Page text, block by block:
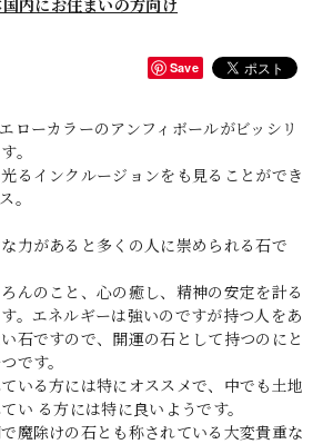
国内にお住まいの方向け
Save
ローカラーのアンフィボールがビッシリ
。
るインクルージョンをも見ることができ
。
力があると多くの人に崇められる石で
んのこと、心の癒し、精神の安定を計る
。エネルギーは強いのですが持つ人をあ
石ですので、開運の石として持つのにと
です。
いる方には特にオススメで、中でも土地
い る方には特に良いようです。
魔除けの石とも称されている大変貴重な